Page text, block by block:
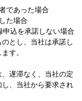
であった場合
た場合
込を承諾しない場合
とし、当社は承諾し
す。
遅滞なく、当社の定
、当社から要求され